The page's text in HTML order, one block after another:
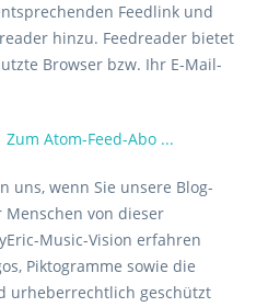
Feedlink und
hinzu. Feedreader bietet
Browser bzw. Ihr E-Mail-
Zum Atom-Feed-Abo ...
uns, wenn Sie unsere Blog-
Menschen von dieser
Music-Vision erfahren
Piktogramme sowie die
urheberrechtlich geschützt